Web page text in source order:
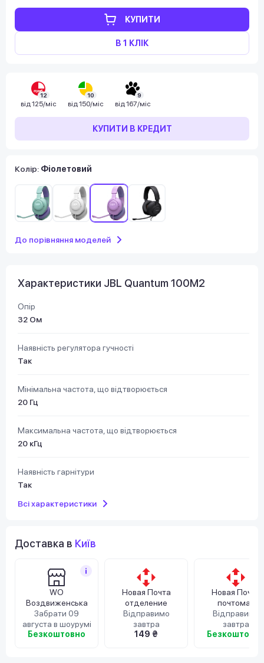
КУПИТИ
В 1 КЛІК
12
від 125/міс
10
від 150/міс
9
від 167/міс
КУПИТИ В КРЕДИТ
Колір: Фіолетовий
До порівняння моделей
Характеристики JBL Quantum 100M2
Опір
32 Ом
Наявність регулятора гучності
Так
Мінімальна частота, що відтворюється
20 Гц
Максимальна частота, що відтворюється
20 кГц
Наявність гарнітури
Так
Всі характеристики
Доставка в Київ
WO
Воздвиженська
Забрати 09
августа в шоурумі
Безкоштовно
Новая Почта
отделение
Відправимо
завтра
149 ₴
Новая Почта
почтомат
Відправимо
завтра
Безкоштовно